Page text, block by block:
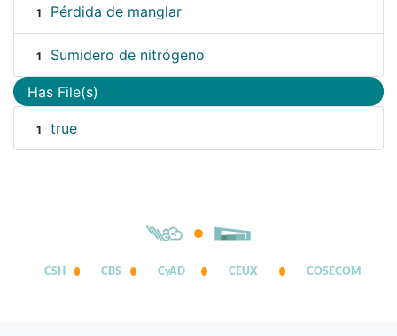
1 Pérdida de manglar
1 Sumidero de nitrógeno
Has File(s)
1 true
CSH CBS CyAD CEUX COSECOM